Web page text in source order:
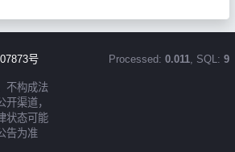
号
不构成法
渠道，
状态可能
告为准
Processed: 0.011, SQL: 9